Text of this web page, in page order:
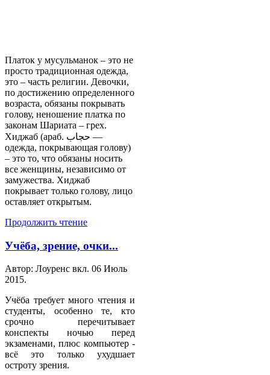
Платок у мусульманок – это не
просто традиционная одежда,
это – часть религии. Девочки,
по достижению определенного
возраста, обязаны покрывать
голову, неношение платка по
законам Шариата – грех.
Хиджаб (араб. حجاب‎‎ —
одежда, покрывающая голову)
– это то, что обязаны носить
все женщины, независимо от
замужества. Хиджаб
покрывает только голову, лицо
оставляет открытым.
Продолжить чтение
Учёба, зрение, очки...
Автор: Лоуренс вкл. 06 Июль
2015.
Учёба требует много чтения и
студенты, особенно те, кто
срочно перечитывает
конспекты ночью перед
экзаменами, плюс компьютер -
всё это только ухудшает
остроту зрения.